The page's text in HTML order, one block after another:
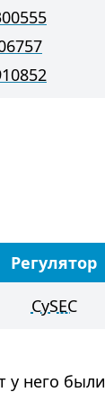
Регулятор
CySEC
у него были